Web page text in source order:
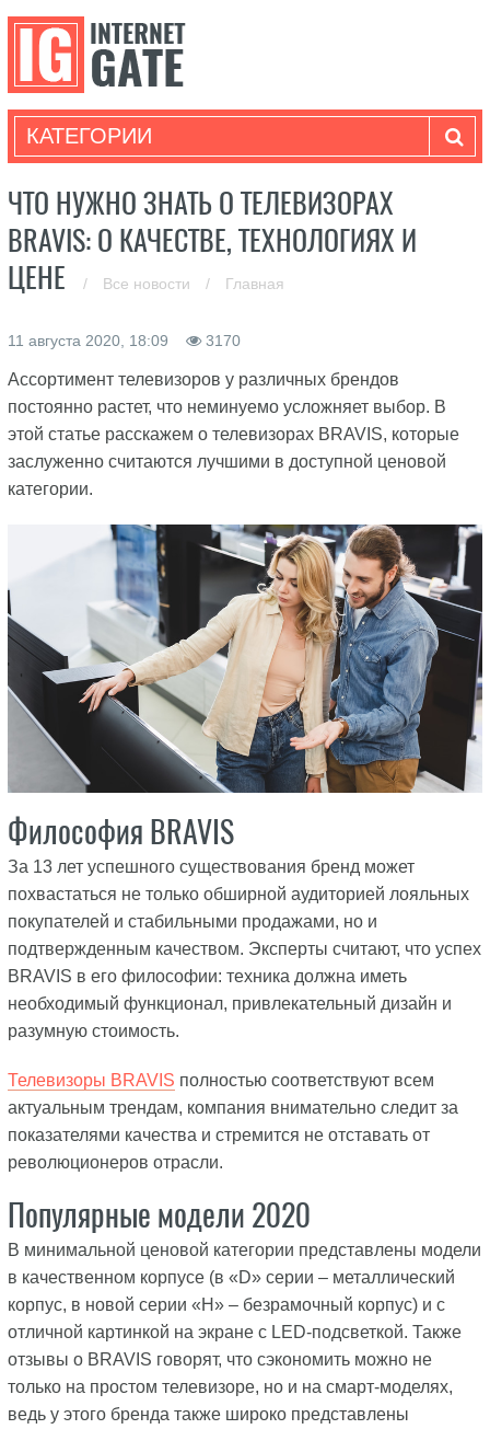
КАТЕГОРИИ
ЧТО НУЖНО ЗНАТЬ О ТЕЛЕВИЗОРАХ
BRAVIS: О КАЧЕСТВЕ, ТЕХНОЛОГИЯХ И
ЦЕНЕ
/ Все новости / Главная
11 августа 2020, 18:09 3170
Ассортимент телевизоров у различных брендов
постоянно растет, что неминуемо усложняет выбор. В
этой статье расскажем о телевизорах BRAVIS, которые
заслуженно считаются лучшими в доступной ценовой
категории.
Философия BRAVIS
За 13 лет успешного существования бренд может
похвастаться не только обширной аудиторией лояльных
покупателей и стабильными продажами, но и
подтвержденным качеством. Эксперты считают, что успех
BRAVIS в его философии: техника должна иметь
необходимый функционал, привлекательный дизайн и
разумную стоимость.
Телевизоры BRAVIS полностью соответствуют всем
актуальным трендам, компания внимательно следит за
показателями качества и стремится не отставать от
революционеров отрасли.
Популярные модели 2020
В минимальной ценовой категории представлены модели
в качественном корпусе (в «D» серии – металлический
корпус, в новой серии «H» – безрамочный корпус) и с
отличной картинкой на экране с LED-подсветкой. Также
отзывы о BRAVIS говорят, что сэкономить можно не
только на простом телевизоре, но и на смарт-моделях,
ведь у этого бренда также широко представлены